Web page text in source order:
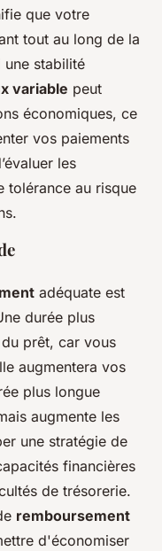
que votre
tout au long de la
stabilité
variable peut
économiques, ce
vos paiements
les
tolérance au risque
adéquate est
durée plus
prêt, car vous
augmentera vos
plus longue
augmente les
une stratégie de
financières
de trésorerie.
remboursement
d'économiser